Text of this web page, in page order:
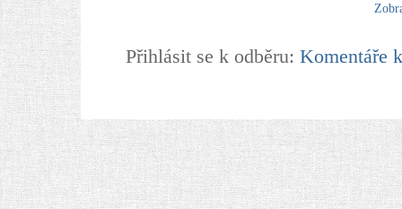
Přihlásit se k odběru: Komentáře